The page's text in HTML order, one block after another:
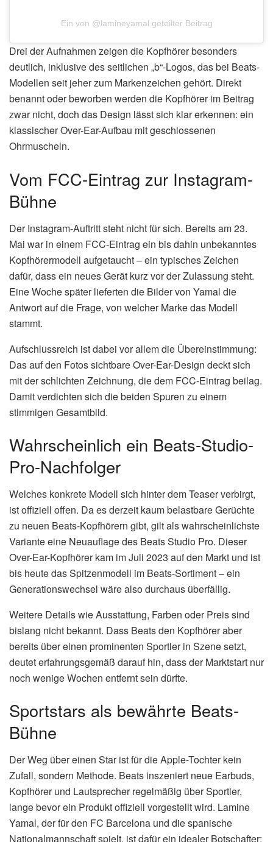
Ein von @lamineyamal geteilter Beitrag
Drei der Aufnahmen zeigen die Kopfhörer besonders
deutlich, inklusive des seitlichen „b“-Logos, das bei Beats-
Modellen seit jeher zum Markenzeichen gehört. Direkt
benannt oder beworben werden die Kopfhörer im Beitrag
zwar nicht, doch das Design lässt sich klar erkennen: ein
klassischer Over-Ear-Aufbau mit geschlossenen
Ohrmuscheln.
Vom FCC-Eintrag zur Instagram-
Bühne
Der Instagram-Auftritt steht nicht für sich. Bereits am 23.
Mai war in einem FCC-Eintrag ein bis dahin unbekanntes
Kopfhörermodell aufgetaucht – ein typisches Zeichen
dafür, dass ein neues Gerät kurz vor der Zulassung steht.
Eine Woche später lieferten die Bilder von Yamal die
Antwort auf die Frage, von welcher Marke das Modell
stammt.
Aufschlussreich ist dabei vor allem die Übereinstimmung:
Das auf den Fotos sichtbare Over-Ear-Design deckt sich
mit der schlichten Zeichnung, die dem FCC-Eintrag beilag.
Damit verdichten sich die beiden Spuren zu einem
stimmigen Gesamtbild.
Wahrscheinlich ein Beats-Studio-
Pro-Nachfolger
Welches konkrete Modell sich hinter dem Teaser verbirgt,
ist offiziell offen. Da es derzeit kaum belastbare Gerüchte
zu neuen Beats-Kopfhörern gibt, gilt als wahrscheinlichste
Variante eine Neuauflage des Beats Studio Pro. Dieser
Over-Ear-Kopfhörer kam im Juli 2023 auf den Markt und ist
bis heute das Spitzenmodell im Beats-Sortiment – ein
Generationswechsel wäre also durchaus überfällig.
Weitere Details wie Ausstattung, Farben oder Preis sind
bislang nicht bekannt. Dass Beats den Kopfhörer aber
bereits über einen prominenten Sportler in Szene setzt,
deutet erfahrungsgemäß darauf hin, dass der Marktstart nur
noch wenige Wochen entfernt sein dürfte.
Sportstars als bewährte Beats-
Bühne
Der Weg über einen Star ist für die Apple-Tochter kein
Zufall, sondern Methode. Beats inszeniert neue Earbuds,
Kopfhörer und Lautsprecher regelmäßig über Sportler,
lange bevor ein Produkt offiziell vorgestellt wird. Lamine
Yamal, der für den FC Barcelona und die spanische
Nationalmannschaft spielt, ist dafür ein idealer Botschafter: